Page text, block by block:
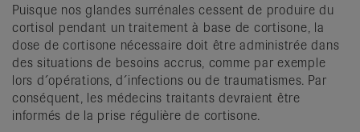
Puisque nos glandes surrénales cessent de produire du
corti­sol pendant un traitement à base de cortisone, la
dose de cortisone nécessaire doit être administrée dans
des situations de besoins accrus, comme par exemple
lors d´opérations, d´infections ou de traumatismes. Par
conséquent, les médecins traitants devraient être
informés de la prise régulière de corti­sone.